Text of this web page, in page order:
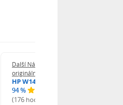
Další Náplně a tonery -
originální
HP W1420A - originální
94 %
(176 hodnocení)